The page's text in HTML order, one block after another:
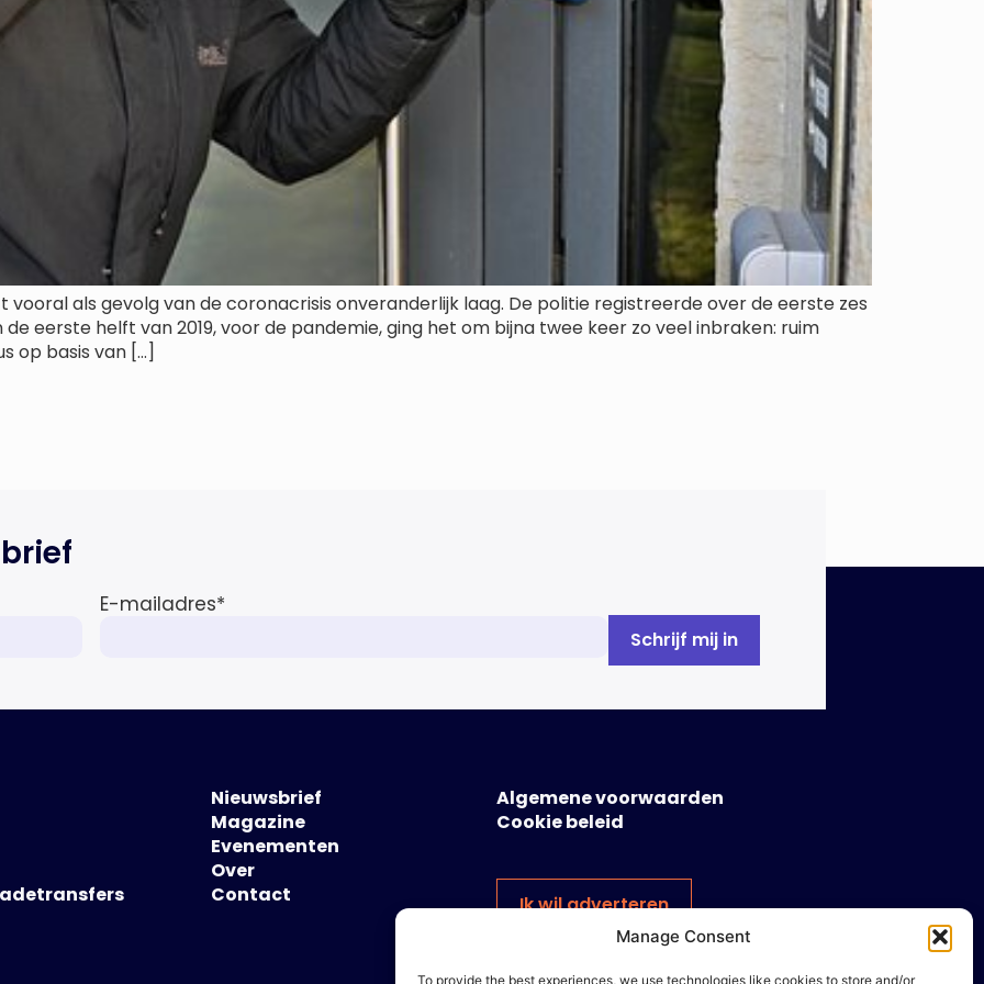
Manage Consent
To provide the best experiences, we use technologies like cookies to store and/or
als gevolg van de coronacrisis onveranderlijk laag. De politie registreerde over de eerste zes
eerste helft van 2019, voor de pandemie, ging het om bijna twee keer zo veel inbraken: ruim
op basis van […]
E-mailadres*
Nieuwsbrief
Magazine
Evenementen
Over
Contact
Algemene voorwaarden
Cookie beleid
Ik wil adverteren